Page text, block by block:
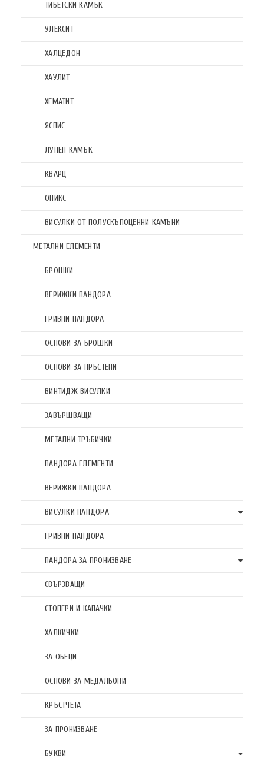
ТИБЕТСКИ КАМЪК
УЛЕКСИТ
ХАЛЦЕДОН
ХАУЛИТ
ХЕМАТИТ
ЯСПИС
ЛУНЕН КАМЪК
КВАРЦ
ОНИКС
ВИСУЛКИ ОТ ПОЛУСКЪПОЦЕННИ КАМЪНИ
МЕТАЛНИ ЕЛЕМЕНТИ
БРОШКИ
ВЕРИЖКИ ПАНДОРА
ГРИВНИ ПАНДОРА
ОСНОВИ ЗА БРОШКИ
ОСНОВИ ЗА ПРЪСТЕНИ
ВИНТИДЖ ВИСУЛКИ
ЗАВЪРШВАЩИ
МЕТАЛНИ ТРЪБИЧКИ
ПАНДОРА ЕЛЕМЕНТИ
ВЕРИЖКИ ПАНДОРА
ВИСУЛКИ ПАНДОРА
ГРИВНИ ПАНДОРА
ПАНДОРА ЗА ПРОНИЗВАНЕ
СВЪРЗВАЩИ
СТОПЕРИ И КАПАЧКИ
ХАЛКИЧКИ
ЗА ОБЕЦИ
ОСНОВИ ЗА МЕДАЛЬОНИ
КРЪСТЧЕТА
ЗА ПРОНИЗВАНЕ
БУКВИ